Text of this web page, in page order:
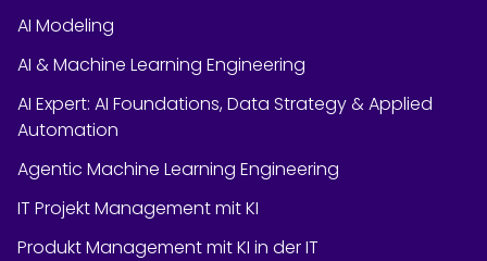
AI Modeling
AI & Machine Learning Engineering
AI Expert: AI Foundations, Data Strategy & Applied
Automation
Agentic Machine Learning Engineering
IT Projekt Management mit KI
Produkt Management mit KI in der IT